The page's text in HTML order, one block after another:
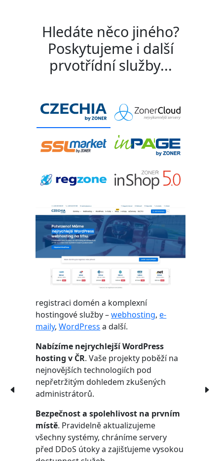
Hledáte něco jiného?
Poskytujeme i další
prvotřídní služby...
registraci domén a komplexní
hostingové služby –webhosting,e-
maily,WordPress a další.
Nabízíme nejrychlejší WordPress
hosting v ČR. Vaše projekty poběží na
nejnovějších technologiích pod
nepřetržitým dohledem zkušených
administrátorů.
Bezpečnost a spolehlivost na prvním
místě. Pravidelně aktualizujeme
všechny systémy, chráníme servery
před DDoS útoky a zajišťujeme vysokou